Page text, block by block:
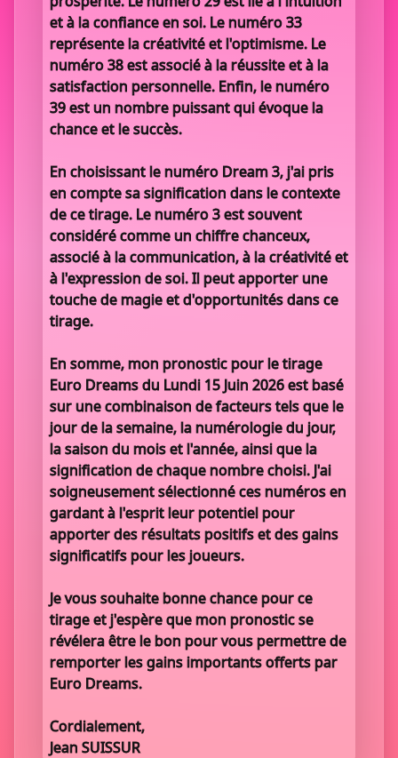
et à la confiance en soi. Le numéro 33
représente la créativité et l'optimisme. Le
numéro 38 est associé à la réussite et à la
satisfaction personnelle. Enfin, le numéro
39 est un nombre puissant qui évoque la
chance et le succès.
En choisissant le numéro Dream 3, j'ai pris
en compte sa signification dans le contexte
de ce tirage. Le numéro 3 est souvent
considéré comme un chiffre chanceux,
associé à la communication, à la créativité et
à l'expression de soi. Il peut apporter une
touche de magie et d'opportunités dans ce
tirage.
En somme, mon pronostic pour le tirage
Euro Dreams du Lundi 15 Juin 2026 est basé
sur une combinaison de facteurs tels que le
jour de la semaine, la numérologie du jour,
la saison du mois et l'année, ainsi que la
signification de chaque nombre choisi. J'ai
soigneusement sélectionné ces numéros en
gardant à l'esprit leur potentiel pour
apporter des résultats positifs et des gains
significatifs pour les joueurs.
Je vous souhaite bonne chance pour ce
tirage et j'espère que mon pronostic se
révélera être le bon pour vous permettre de
remporter les gains importants offerts par
Euro Dreams.
Cordialement,
Jean SUISSUR